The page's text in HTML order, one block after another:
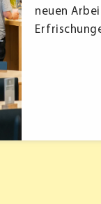
neuen